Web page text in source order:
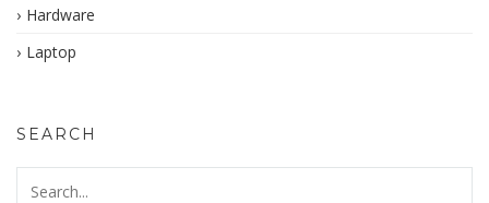
Hardware
Laptop
SEARCH